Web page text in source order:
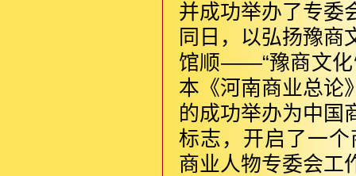
并成功举办了专委
同日，以弘扬豫商
馆顺——“豫商文化
本《河南商业总论
的成功举办为中国
标志，开启了一
商业人物专委会工